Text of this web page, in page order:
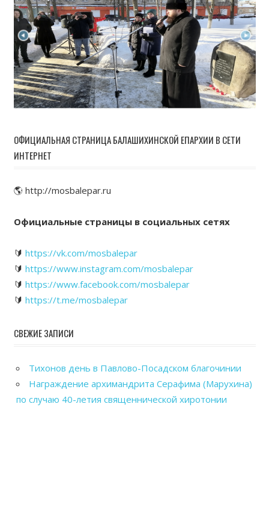
ОФИЦИАЛЬНАЯ СТРАНИЦА БАЛАШИХИНСКОЙ ЕПАРХИИ В СЕТИ
ИНТЕРНЕТ
🌎 http://mosbalepar.ru
Официальные страницы в социальных сетях
🔰 https://vk.com/mosbalepar
🔰 https://www.instagram.com/mosbalepar
🔰 https://www.facebook.com/mosbalepar
🔰 https://t.me/mosbalepar
СВЕЖИЕ ЗАПИСИ
Тихонов день в Павлово-Посадском благочинии
Награждение архимандрита Серафима (Марухина)
по случаю 40-летия священнической хиротонии